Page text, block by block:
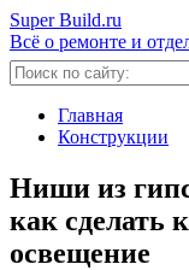
Super Build.ru
Всё о ремонте и
Главная
Конструкции
Ниши из
как сделать
освещение